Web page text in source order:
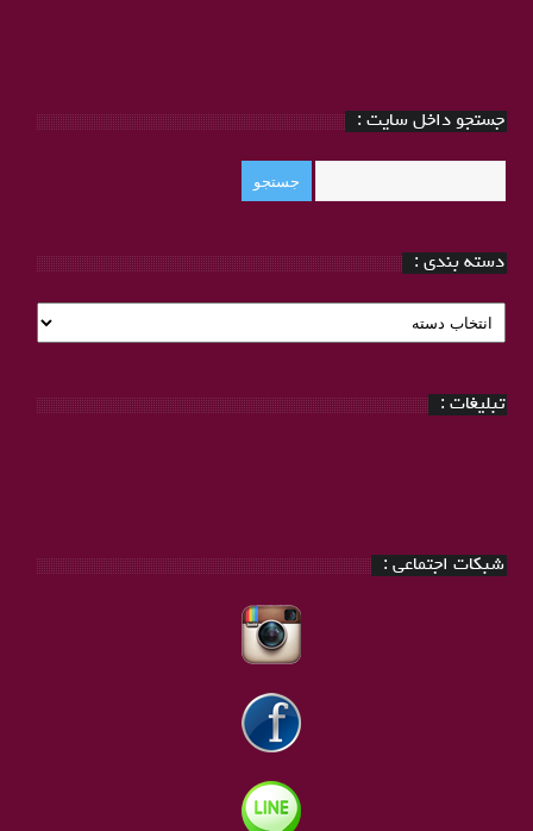
جستجو داخل سایت :
دسته بندی :
دسته
بندی
تبلیغات :
شبکات اجتماعی :